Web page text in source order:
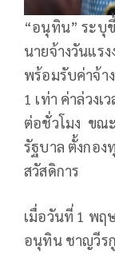
“อนุทิน” ระบุ
นายจ้างวันแร
พร้อมรับค่าจ้า
1 เท่า ค่าล่วงเ
ต่อชั่วโมง ขณ
รัฐบาล ตั้งกอง
สวัสดิการ
เมื่อวันที่ 1 พฤ
อนุทิน ชาญวีร